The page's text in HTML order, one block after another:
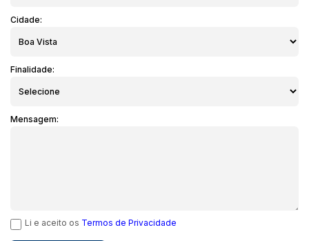
Cidade:
Finalidade:
Mensagem:
Li e aceito os Termos de Privacidade